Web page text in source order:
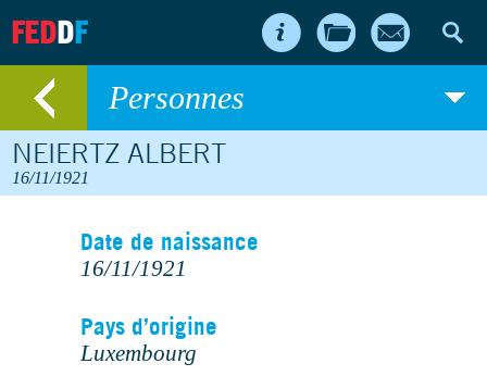
FEDDF
Personnes
NEIERTZ ALBERT
16/11/1921
Date de naissance
16/11/1921
Pays d’origine
Luxembourg